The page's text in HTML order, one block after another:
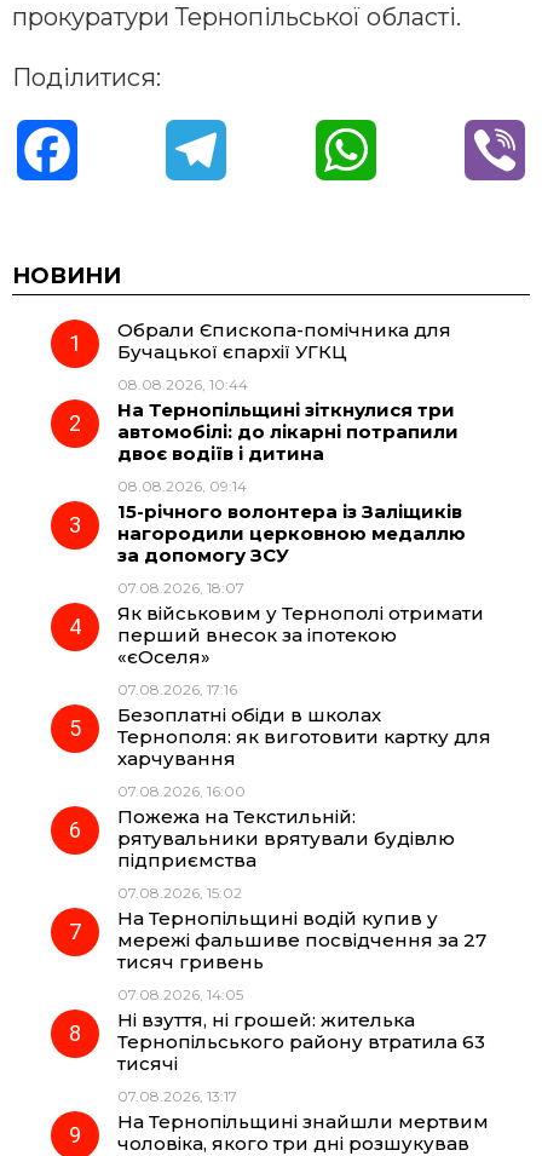
прокуратури Тернопільської області.
Поділитися:
c
e
o
o
e
g
r
a
m
t
p
НОВИНИ
Обрали Єпископа-помічника для
Бучацької єпархії УГКЦ
08.08.2026, 10:44
На Тернопільщині зіткнулися три
автомобілі: до лікарні потрапили
двоє водіїв і дитина
08.08.2026, 09:14
15-річного волонтера із Заліщиків
нагородили церковною медаллю
за допомогу ЗСУ
07.08.2026, 18:07
Як військовим у Тернополі отримати
перший внесок за іпотекою
«єОселя»
07.08.2026, 17:16
Безоплатні обіди в школах
Тернополя: як виготовити картку для
харчування
07.08.2026, 16:00
Пожежа на Текстильній:
рятувальники врятували будівлю
підприємства
07.08.2026, 15:02
На Тернопільщині водій купив у
мережі фальшиве посвідчення за 27
тисяч гривень
07.08.2026, 14:05
Ні взуття, ні грошей: жителька
Тернопільського району втратила 63
тисячі
07.08.2026, 13:17
На Тернопільщині знайшли мертвим
чоловіка, якого три дні розшукував